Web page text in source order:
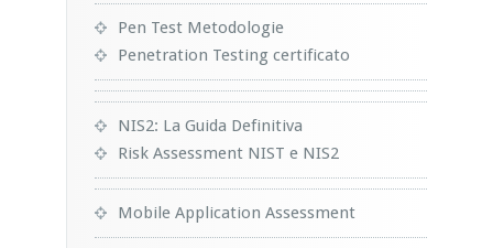
Pen Test Metodologie
Penetration Testing certificato
NIS2: La Guida Definitiva
Risk Assessment NIST e NIS2
Mobile Application Assessment